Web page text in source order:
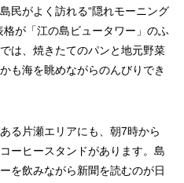
民がよく訪れる“隠れモーニング
が「江の島ビュータワー」のふ
は、焼きたてのパンと地元野菜
も海を眺めながらのんびりでき
る片瀬エリアにも、朝7時から
ーヒースタンドがあります。島
を飲みながら新聞を読むのが日